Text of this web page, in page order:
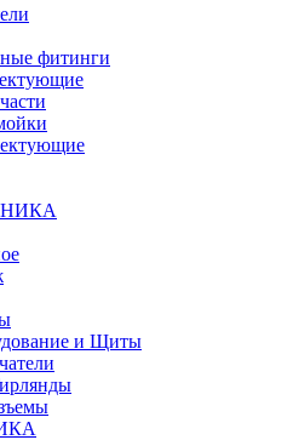
фитинги
и Щиты